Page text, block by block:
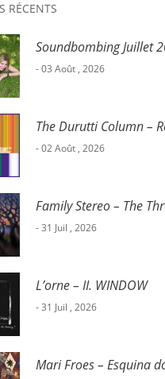
RÉCENTS
Soundbombing Juillet
- 03 Août , 2026
The Durutti Column –
- 02 Août , 2026
Family Stereo – The
- 31 Juil , 2026
L’orne – II. WINDOW
- 31 Juil , 2026
Mari Froes – Esquina